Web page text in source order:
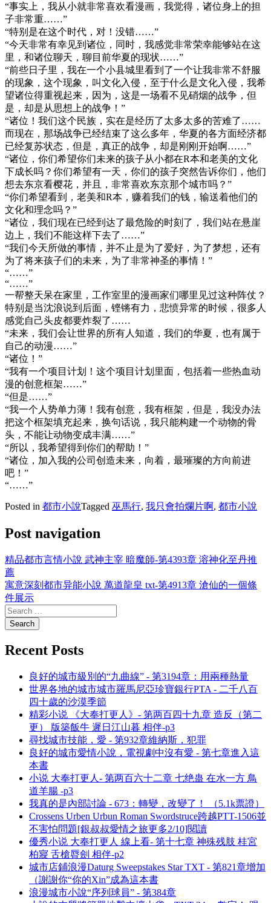
“事实上，我从小就非常喜欢看漫画，我觉得，诸位身上的担
子非常重……”
“特别是在这个时代，对！没错……”
“今天非常有幸见到诸位，同时，我感觉非常荣幸能够站在这
里，和诸位聊天，聊目前华夏的现状……”
“前些日子里，我在一个小县城里看到了一个让我非常不舒服
的现象，这个现象，叫文化入侵，至于什么是文化入侵，我希
望诸位得重视起来，因为，这是一场看不见硝烟的战争，但
是，却是从思想上的战争！”
“诸位！我们这个民族，实在是经历了太多太多的苦难了……
而现在，那场战争已经结束了这么多年，华夏的各方面经济都
已经复苏状态，但是，真正的战争，却是刚刚开始啊……”
“诸位，你们希望你们未来的孩子从小都在R本和老美的文化
下成长吗？你们希望有一天，你们的孩子突然告诉你们，他们
想去东京看樱花，并且，非常喜欢东京那个城市吗？”
“你们希望看到，老美和R本，赚着我们的钱，输送着他们的
文化和理念吗？”
“诸位，我们现在已经到达了最危险的时刻了，我们站在悬崖
边上，我们不能这样下去了……”
“我们今天所做的事情，并不止是为了爱好，为了梦想，还有
为了将来孩子们的未来，为了非常神圣的事情！”
“……”
“……”
一帮整天呆在家里，工作室里的漫画家们哪里见过这种阵仗？
特别是当沈浪说到后面，铿锵有力，悲愤异常的时候，很多人
感觉自己头皮都要炸裂了……
“未来，我们会让世界的所有人知道，我们的华夏，也有属于
自己的动漫……”
“诸位！”
“我有一个项目计划！这个项目计划里面，包括着一些热血动
漫的创意框架……”
“但是……”
“我一个人势单力薄！我有创意，我有框架，但是，我没办法
把这个框架填充起来，换句话说，我只能构建一个动物的骨
头，不能让动物变成丰满……”
“所以，我希望得到你们的帮助！”
“诸位，加入我的公司创造未来，向着，最璀璨的方向前进
吧！”
“……”
Posted in 都市小說Tagged 巫馬行, 我只會拍爛片啊, 都市小說
Post navigation
精品都市言情小說 武神主宰 暗魔師-第4393章 溶神化至丹推
薦
寓意深刻都市异能小說 萬道龍皇 txt-第4913章 滄仙的一個條
件展示
Recent Posts
良好的城市級別的“九曲線” - 第3194章：用兩種熱量
世界各地的城市城市羅馬尼亞珍寶銀行PTA - 二千八百
四十歲的沙漠季節
精彩小说 《大奉打更人》- 第两百四十九章 造反（第二
更） 版築飯牛 遲日江山暮 相伴-p3
尋找城市技能，愛 - 第932章維納斯，犯罪
良好的城市愛情小說，電視劇中沒有愛 - 第七章進入這
本書
小说 大奉打更人- 第两百六十二章 七绝蛊 在水一方 鳥
道羊腸 -p3
我真的是內部討論 - 673：轉變，改變了！ （5.1k票證）
Crossens Urben Urbun Roman Swordstruce跨越PTT-1506並
不害怕問題[銀叔叔愛情之旅更多2/10]閱讀
優秀小说 大奉打更人 線上看- 第十七章 神殊残肢 桂宮
柏寢 舌槍脣劍 相伴-p2
城市店鋪浪漫Daturg Sweepstakes Star TXT - 第821章增加
（謝謝你“你的Xin”成為這本書
浪漫城市小說“序列球員” - 第384章